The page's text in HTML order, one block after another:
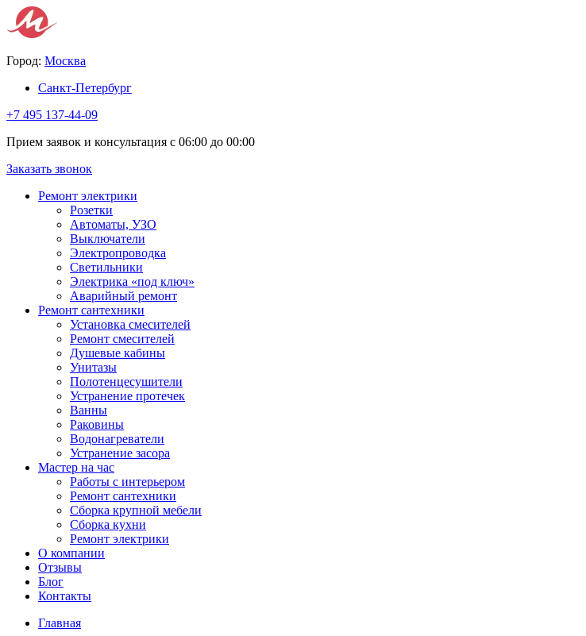
Город: Москва
Санкт-Петербург
+7 495 137-44-09
Прием заявок и консультация с 06:00 до 00:00
Заказать звонок
Ремонт электрики
Розетки
Автоматы, УЗО
Выключатели
Электропроводка
Светильники
Электрика «под ключ»
Аварийный ремонт
Ремонт сантехники
Установка смесителей
Ремонт смесителей
Душевые кабины
Унитазы
Полотенцесушители
Устранение протечек
Ванны
Раковины
Водонагреватели
Устранение засора
Мастер на час
Работы с интерьером
Ремонт сантехники
Сборка крупной мебели
Сборка кухни
Ремонт электрики
О компании
Отзывы
Блог
Контакты
Главная